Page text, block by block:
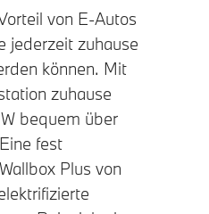
von E-Autos
jederzeit zuhause
können. Mit
zuhause
bequem über
fest
Plus von